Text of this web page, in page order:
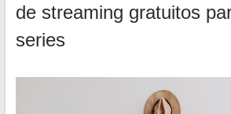
de streaming gratuitos
series